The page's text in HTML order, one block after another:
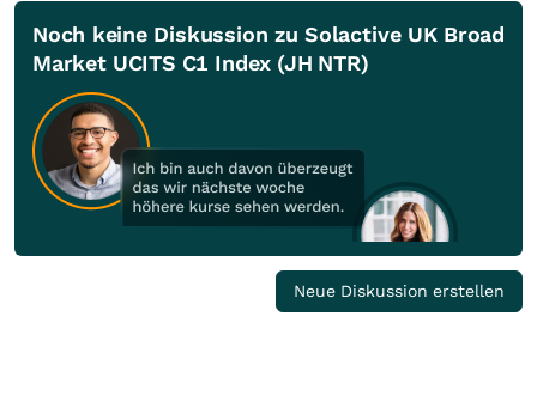
Noch keine Diskussion zu Solactive UK Broad
Market UCITS C1 Index (JH NTR)
Neue Diskussion erstellen